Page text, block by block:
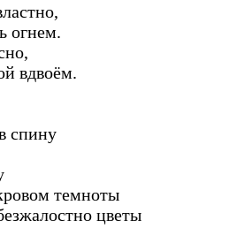
огнем.
вдвоём.
спину
темноты
цветы